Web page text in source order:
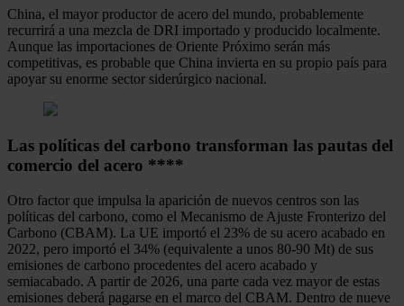
China, el mayor productor de acero del mundo, probablemente
recurrirá a una mezcla de DRI importado y producido localmente.
Aunque las importaciones de Oriente Próximo serán más
competitivas, es probable que China invierta en su propio país para
apoyar su enorme sector siderúrgico nacional.
Las políticas del carbono transforman las pautas del
comercio del acero ****
Otro factor que impulsa la aparición de nuevos centros son las
políticas del carbono, como el Mecanismo de Ajuste Fronterizo del
Carbono (CBAM). La UE importó el 23% de su acero acabado en
2022, pero importó el 34% (equivalente a unos 80-90 Mt) de sus
emisiones de carbono procedentes del acero acabado y
semiacabado. A partir de 2026, una parte cada vez mayor de estas
emisiones deberá pagarse en el marco del CBAM. Dentro de nueve